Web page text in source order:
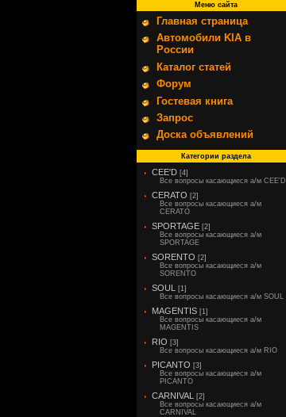
Меню сайта
Главная страница
Автомобили KIA в
России
Каталог статей
Форум
Гостевая книга
Запрос
Доска объявлений
Категории раздела
CEE'D [4]
Все вопросы касающиеся а/м CEE'D
CERATO [2]
Все вопросы касающиеся а/м
CERATO
SPORTAGE [2]
Все вопросы касающиеся а/м
SPORTAGE
SORENTO [2]
Все вопросы касающиеся а/м
SORENTO
SOUL
[1]
Все вопросы касающиеся а/м SOUL
MAGENTIS [1]
Все вопросы касающиеся а/м
MAGENTIS
RIO [3]
Все вопросы касающиеся а/м RIO
PICANTO [3]
Все вопросы касающиеся а/м
PICANTO
CARNIVAL
[2]
Все вопросы касающиеся а/м
CARNIVAL